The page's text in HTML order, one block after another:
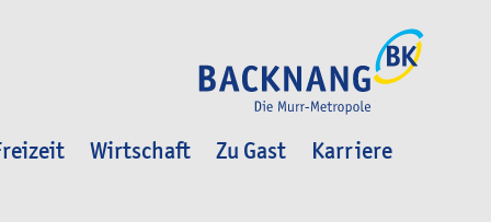
Wirtschaft Zu Gast
Karriere